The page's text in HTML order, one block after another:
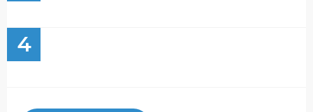
4